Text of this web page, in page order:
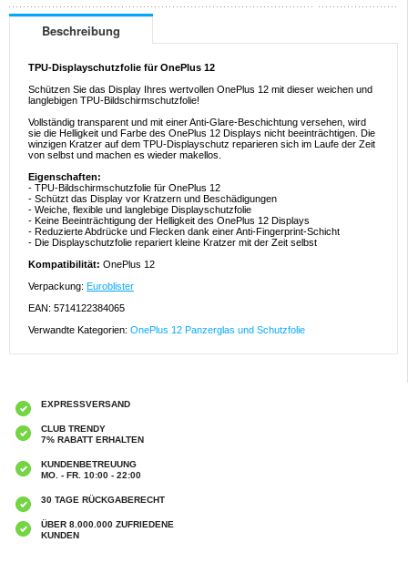
Beschreibung
TPU-Displayschutzfolie für OnePlus 12
Schützen Sie das Display Ihres wertvollen OnePlus 12 mit dieser weichen und
langlebigen TPU-Bildschirmschutzfolie!
Vollständig transparent und mit einer Anti-Glare-Beschichtung versehen, wird
sie die Helligkeit und Farbe des OnePlus 12 Displays nicht beeinträchtigen. Die
winzigen Kratzer auf dem TPU-Displayschutz reparieren sich im Laufe der Zeit
von selbst und machen es wieder makellos.
Eigenschaften:
- TPU-Bildschirmschutzfolie für OnePlus 12
- Schützt das Display vor Kratzern und Beschädigungen
- Weiche, flexible und langlebige Displayschutzfolie
- Keine Beeinträchtigung der Helligkeit des OnePlus 12 Displays
- Reduzierte Abdrücke und Flecken dank einer Anti-Fingerprint-Schicht
- Die Displayschutzfolie repariert kleine Kratzer mit der Zeit selbst
Kompatibilität: OnePlus 12
Verpackung: Euroblister
EAN: 5714122384065
Verwandte Kategorien: OnePlus 12 Panzerglas und Schutzfolie
EXPRESSVERSAND
CLUB TRENDY
7% RABATT ERHALTEN
KUNDENBETREUUNG
MO. - FR. 10:00 - 22:00
30 TAGE RÜCKGABERECHT
ÜBER 8.000.000 ZUFRIEDENE
KUNDEN